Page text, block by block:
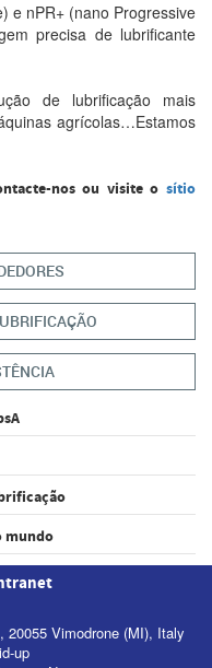
e nPR+ (nano Progressive
precisa de lubrificante
de lubrificação mais
agrícolas…Estamos
nos ou visite o sítio
mundo
20055 Vimodrone (MI), Italy
up